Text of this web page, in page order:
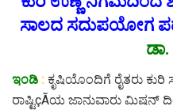
ಸಾಲದ ಸದುಪಯೋಗ
ಇಂಡಿ : ಕೃಷಿಯೊಂದಿಗೆ ರೈತರು
ರಾಷ್ಟಿçÃಯ ಜಾನುವಾರು ಮಿಷನ್